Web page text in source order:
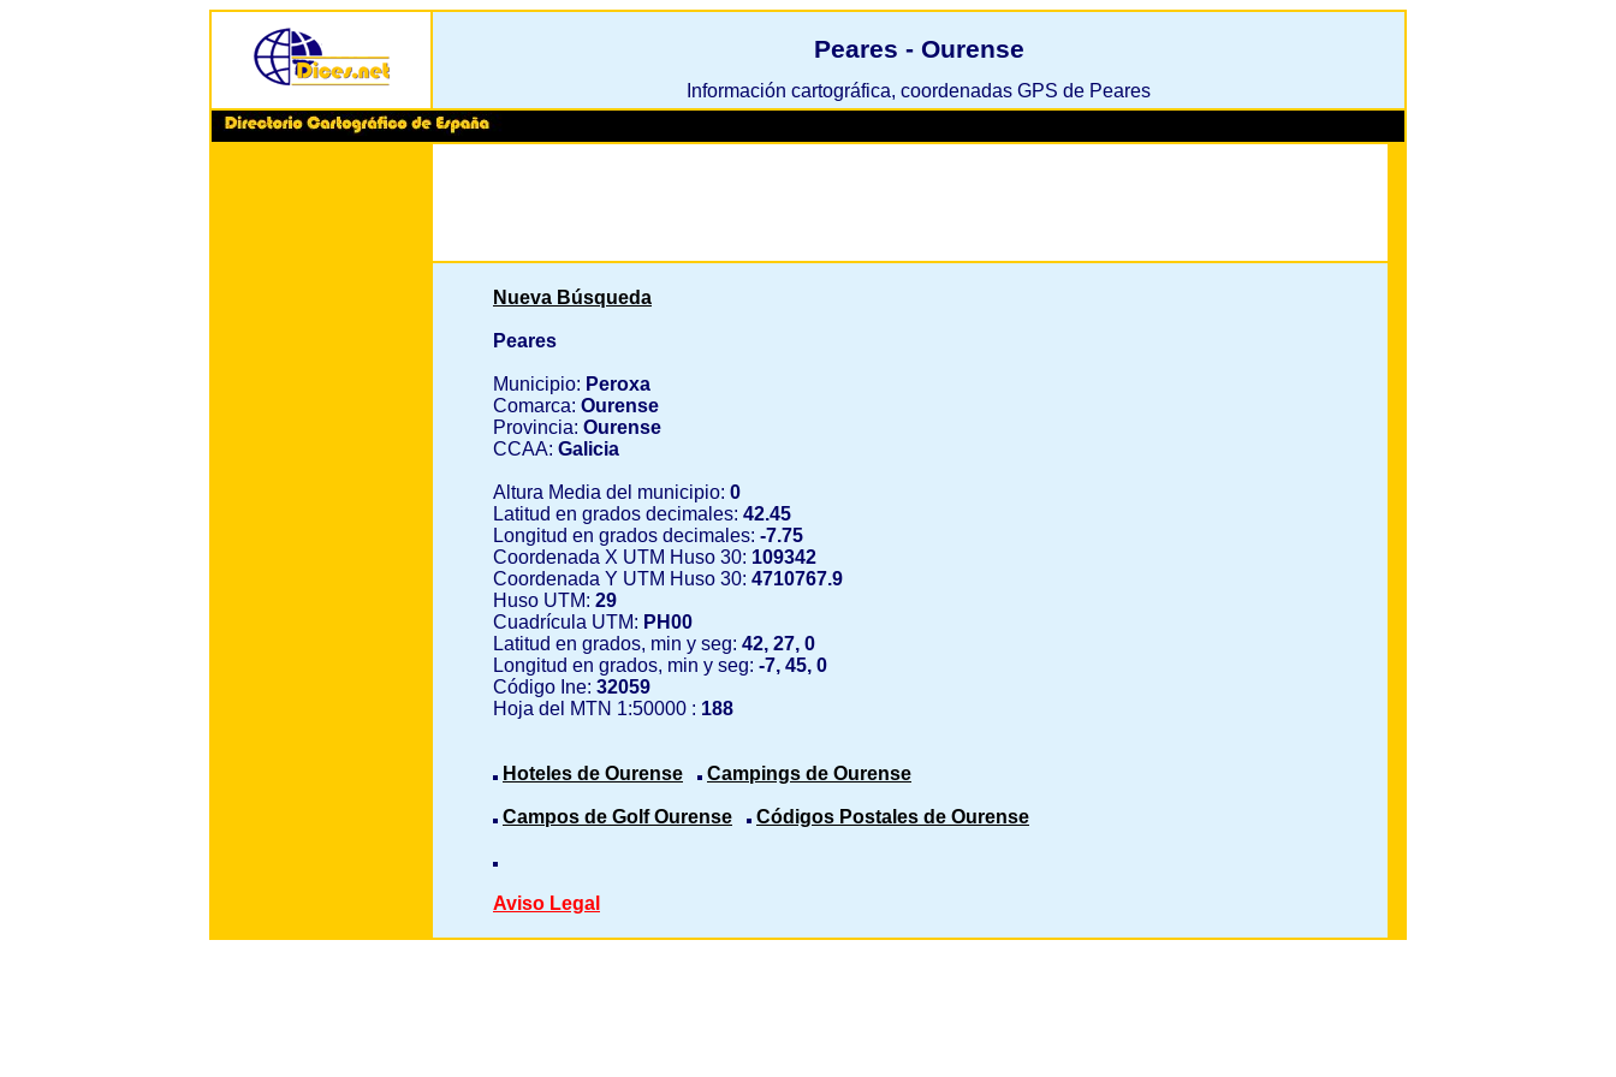
Peares - Ourense
Información cartográfica, coordenadas GPS de Peares
Nueva Búsqueda
Peares
Municipio: Peroxa
Comarca: Ourense
Provincia: Ourense
CCAA: Galicia
Altura Media del municipio: 0
Latitud en grados decimales: 42.45
Longitud en grados decimales: -7.75
Coordenada X UTM Huso 30: 109342
Coordenada Y UTM Huso 30: 4710767.9
Huso UTM: 29
Cuadrícula UTM: PH00
Latitud en grados, min y seg: 42, 27, 0
Longitud en grados, min y seg: -7, 45, 0
Código Ine: 32059
Hoja del MTN 1:50000 : 188
Hoteles de Ourense Campings de Ourense
Campos de Golf Ourense Códigos Postales de Ourense
Aviso Legal